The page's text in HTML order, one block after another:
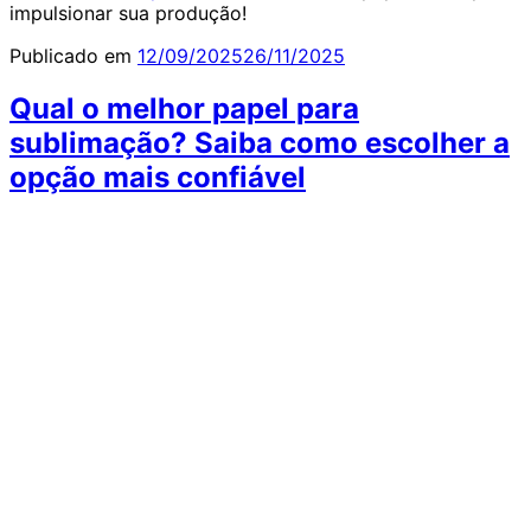
impulsionar sua produção!
Publicado em 12/09/202526/11/2025
Qual o melhor papel para
sublimação? Saiba como escolher a
opção mais confiável